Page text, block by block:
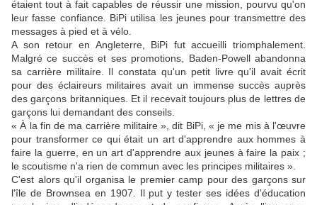
étaient tout à fait capables de réussir une mission, pourvu qu'on
leur fasse confiance. BiPi utilisa les jeunes pour transmettre des
messages à pied et à vélo.
A son retour en Angleterre, BiPi fut accueilli triomphalement.
Malgré ce succès et ses promotions, Baden-Powell abandonna
sa carrière militaire. Il constata qu'un petit livre qu'il avait écrit
pour des éclaireurs militaires avait un immense succès auprès
des garçons britanniques. Et il recevait toujours plus de lettres de
garçons lui demandant des conseils.
« À la fin de ma carrière militaire », dit BiPi, « je me mis à l'œuvre
pour transformer ce qui était un art d'apprendre aux hommes à
faire la guerre, en un art d'apprendre aux jeunes à faire la paix ;
le scoutisme n'a rien de commun avec les principes militaires ».
C'est alors qu'il organisa le premier camp pour des garçons sur
l'île de Brownsea en 1907. Il put y tester ses idées d'éducation